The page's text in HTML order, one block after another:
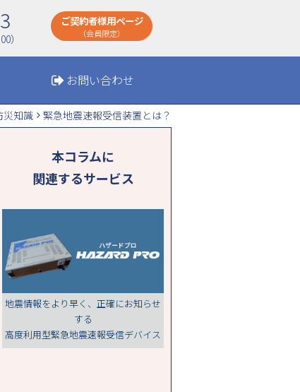
）
ご契約者様用ページ
（会員限定）
お問い合わせ
災知識 緊急地震速報受信装置とは？
本コラムに
関連するサービス
地震情報をより早く、正確にお知らせ
する
高度利用型緊急地震速報受信デバイス